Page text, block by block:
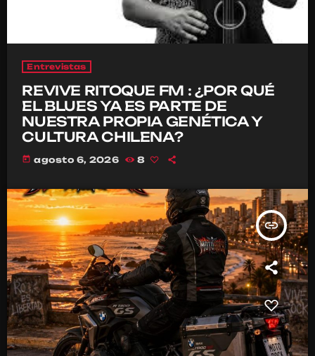
Entrevistas
REVIVE RITOQUE FM : ¿POR QUÉ
EL BLUES YA ES PARTE DE
NUESTRA PROPIA GENÉTICA Y
CULTURA CHILENA?
today agosto 6, 2026 8
insert_link